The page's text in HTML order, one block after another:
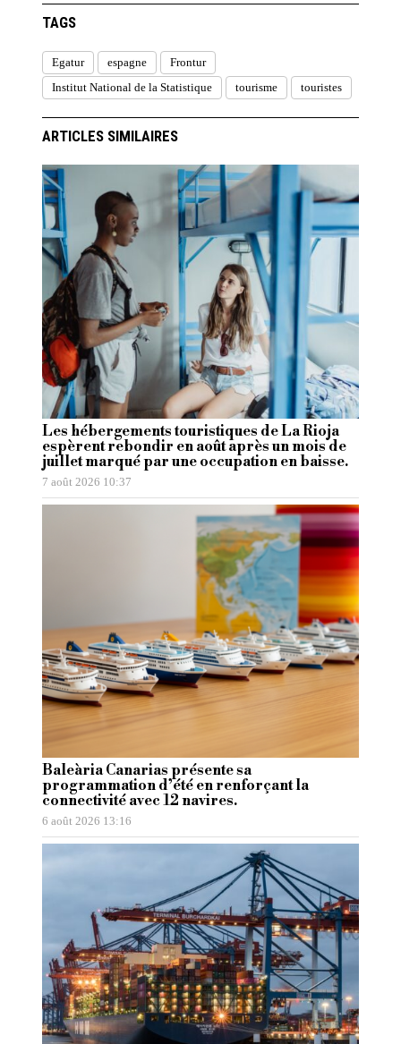
TAGS
Egatur espagne
Frontur
Institut National de la Statistique
tourisme touristes
ARTICLES SIMILAIRES
Les hébergements touristiques de La Rioja
espèrent rebondir en août après un mois de
juillet marqué par une occupation en baisse.
7 août 2026 10:37
Baleària Canarias présente sa
programmation d’été en renforçant la
connectivité avec 12 navires.
6 août 2026 13:16